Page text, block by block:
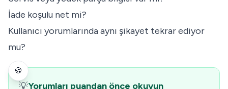
İade koşulu net mi?
Kullanıcı yorumlarında aynı şikayet tekrar ediyor
mu?
💡Yorumları puandan önce okuyun
🍪